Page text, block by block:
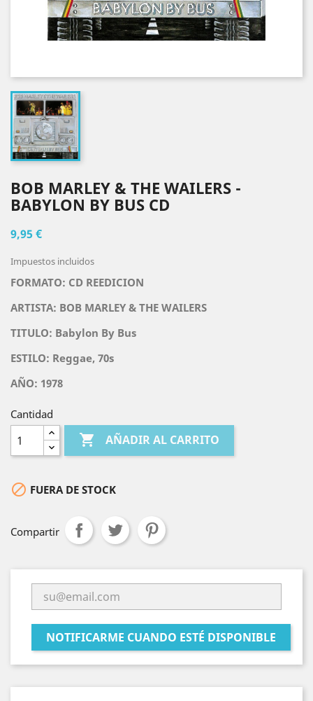
BOB MARLEY & THE WAILERS -
BABYLON BY BUS CD
9,95 €
Impuestos incluidos
FORMATO: CD REEDICION
ARTISTA: BOB MARLEY & THE WAILERS
TITULO: Babylon By Bus
ESTILO: Reggae, 70s
AÑO: 1978
Cantidad
 AÑADIR AL CARRITO
 FUERA DE STOCK
Compartir
NOTIFICARME CUANDO ESTÉ DISPONIBLE